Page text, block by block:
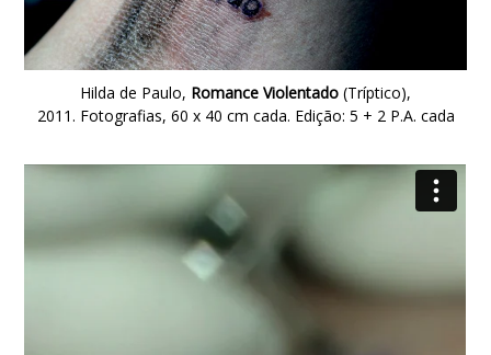
Hilda de Paulo, Romance Violentado (Tríptico),
2011. Fotografias, 60 x 40 cm cada. Edição: 5 + 2 P.A. cada